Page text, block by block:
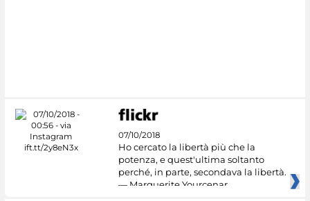
07/10/2018
Ho cercato la libertà più che la
potenza, e quest'ultima soltanto
perché, in parte, secondava la libertà.
— Marguerite Yourcenar